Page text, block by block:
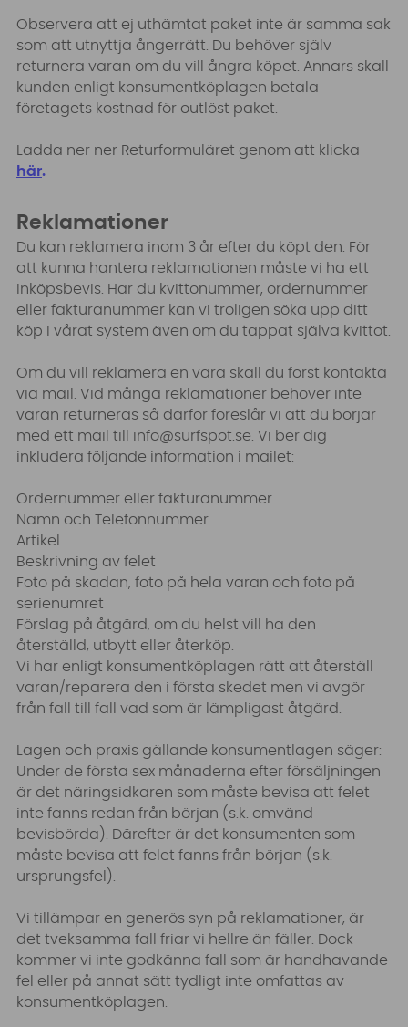
Observera att ej uthämtat paket inte är samma sak
som att utnyttja ångerrätt. Du behöver själv
returnera varan om du vill ångra köpet. Annars skall
kunden enligt konsumentköplagen betala
företagets kostnad för outlöst paket.
Ladda ner ner Returformuläret genom att klicka
här.
Reklamationer
Du kan reklamera inom 3 år efter du köpt den. För
att kunna hantera reklamationen måste vi ha ett
inköpsbevis. Har du kvittonummer, ordernummer
eller fakturanummer kan vi troligen söka upp ditt
köp i vårat system även om du tappat själva kvittot.
Om du vill reklamera en vara skall du först kontakta
via mail. Vid många reklamationer behöver inte
varan returneras så därför föreslår vi att du börjar
med ett mail till info@surfspot.se . Vi ber dig
inkludera följande information i mailet:
Ordernummer eller fakturanummer
Namn och Telefonnummer
Artikel
Beskrivning av felet
Foto på skadan, foto på hela varan och foto på
serienumret
Förslag på åtgärd, om du helst vill ha den
återställd, utbytt eller återköp.
Vi har enligt konsumentköplagen rätt att återställ
varan/reparera den i första skedet men vi avgör
från fall till fall vad som är lämpligast åtgärd.
Lagen och praxis gällande konsumentlagen säger:
Under de första sex månaderna efter försäljningen
är det näringsidkaren som måste bevisa att felet
inte fanns redan från början (s.k. omvänd
bevisbörda). Därefter är det konsumenten som
måste bevisa att felet fanns från början (s.k.
ursprungsfel).
Vi tillämpar en generös syn på reklamationer, är
det tveksamma fall friar vi hellre än fäller. Dock
kommer vi inte godkänna fall som är handhavande
fel eller på annat sätt tydligt inte omfattas av
konsumentköplagen.